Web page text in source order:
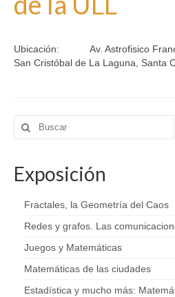
Eventos
Aplicaciones Interactivas
Papiroflexia
¿Sabías que…?
Matemáticas + Literatura
Pasatiempos matemáticos
Material 3D
Ubicación:
Av. Astrofisico
San Cristóbal de La Laguna, Santa
Buscar
por:
Exposición
Fractales, la Geometría del Caos
Redes y grafos. Las
Juegos y Matemáticas
Matemáticas de las ciudades
Estadística y mucho más: